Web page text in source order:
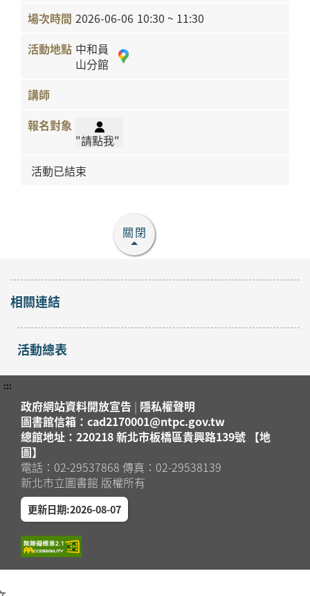
2026-06-06 10:30 ~ 11:30
中和員
山分館
"請點我"
活動已結束
關閉
相關連結
活動總表
:::
政府網站資料開放宣告 | 隱私權聲明
圖書館信箱：cad2170001@ntpc.gov.tw
總館地址：220218 新北市板橋區貴興路139號 【地
圖】
電話：02-29537868 傳真：02-29538139
新北市立圖書館 版權所有
更新日期:2026-08-07